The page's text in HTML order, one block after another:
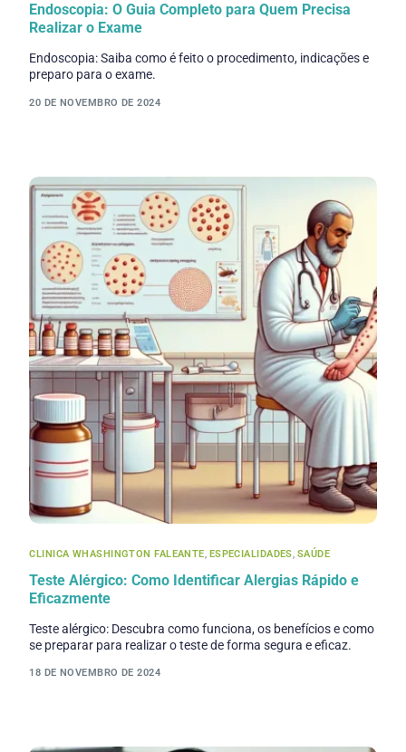
Endoscopia: O Guia Completo para Quem Precisa
Realizar o Exame
Endoscopia: Saiba como é feito o procedimento, indicações e
preparo para o exame.
20 DE NOVEMBRO DE 2024
CLINICA WHASHINGTON FALEANTE, ESPECIALIDADES, SAÚDE
Teste Alérgico: Como Identificar Alergias Rápido e
Eficazmente
Teste alérgico: Descubra como funciona, os benefícios e como
se preparar para realizar o teste de forma segura e eficaz.
18 DE NOVEMBRO DE 2024